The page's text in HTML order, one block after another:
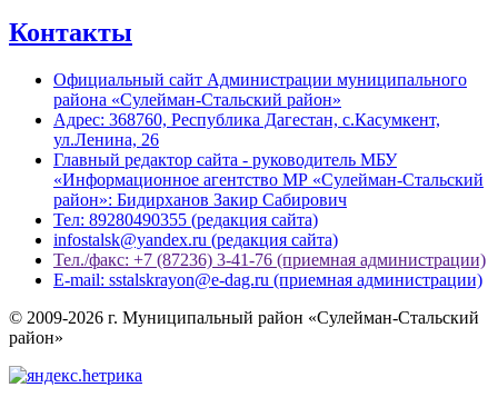
Контакты
Официальный сайт Администрации муниципального
района «Сулейман-Стальский район»
Адрес: 368760, Республика Дагестан, с.Касумкент,
ул.Ленина, 26
Главный редактор сайта - руководитель МБУ
«Информационное агентство МР «Сулейман-Стальский
район»: Бидирханов Закир Сабирович
Тел: 89280490355 (редакция сайта)
infostalsk@yandex.ru (редакция сайта)
Тел./факс: +7 (87236) 3-41-76 (приемная администрации)
E-mail: sstalskrayon@e-dag.ru (приемная администрации)
© 2009-2026 г. Муниципальный район «Сулейман-Стальский
район»